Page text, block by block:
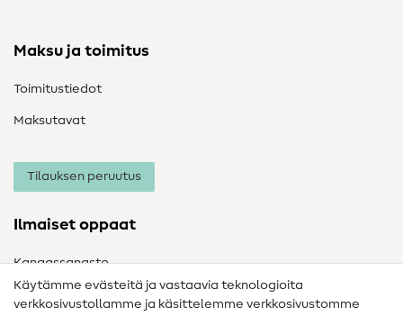
Maksu ja toimitus
Toimitustiedot
Maksutavat
Tilauksen peruutus
Ilmaiset oppaat
Kangassanasto
Ompelusanasto
Käytämme evästeitä ja vastaavia teknologioita
verkkosivustollamme ja käsittelemme verkkosivustomme